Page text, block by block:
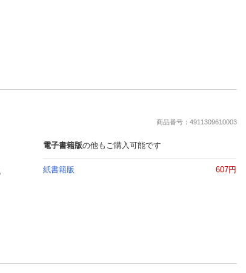
商品番号：4911309610003
電子書籍版の他もご購入可能です
紙書籍版 607円